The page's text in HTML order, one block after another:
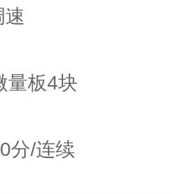
量板4块
分/连续